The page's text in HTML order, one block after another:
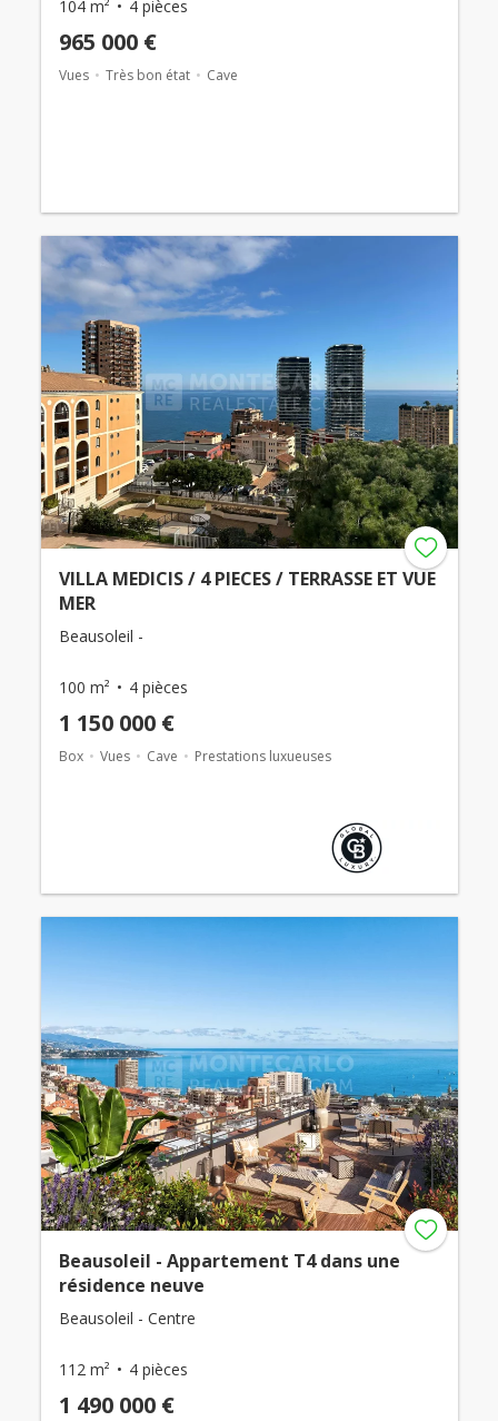
104 m² 4 pièces
965 000 €
Vues Très bon état Cave
VILLA MEDICIS / 4 PIECES / TERRASSE ET VUE
MER
Beausoleil -
100 m² 4 pièces
1 150 000 €
Box Vues Cave Prestations luxueuses
Beausoleil - Appartement T4 dans une
résidence neuve
Beausoleil - Centre
112 m² 4 pièces
1 490 000 €